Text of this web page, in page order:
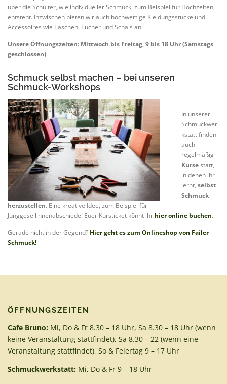
über die Schulter, wie individueller Schmuck, zum Beispiel für Hochzeiten,
entsteht. Inzwischen bieten wir auch hochwertige Kleidungsstücke und
Accessoires wie Taschen, Tücher und Schals an.
Unsere Öffnungszeiten: Mittwoch bis Freitag, 9 bis 18 Uhr (Samstags
geschlossen)
Schmuck selbst machen – bei unseren
Schmuck-Workshops
In unserer
Schmuckwer
kstatt finden
auch
regelmäßig
Kursestatt,
in denen ihr
lernt, selbst
Schmuck
herzustellen. Eine kreative Idee, zum Beispiel für
Junggesellinnenabschiede! Euer Kursticket könnt ihr hier online buchen.
Gerade nicht in der Gegend? Hier geht es zum Onlineshop von Failer
Schmuck!
ÖFFNUNGSZEITEN
Cafe Bruno: Mi, Do & Fr 8.30 – 18 Uhr, Sa 8.30 – 18 Uhr (wenn
keine Veranstaltung stattfindet), Sa 8.30 – 22 (wenn eine
Veranstaltung stattfindet), So & Feiertag 9 – 17 Uhr
Schmuckwerkstatt: Mi, Do & Fr 9 – 18 Uhr